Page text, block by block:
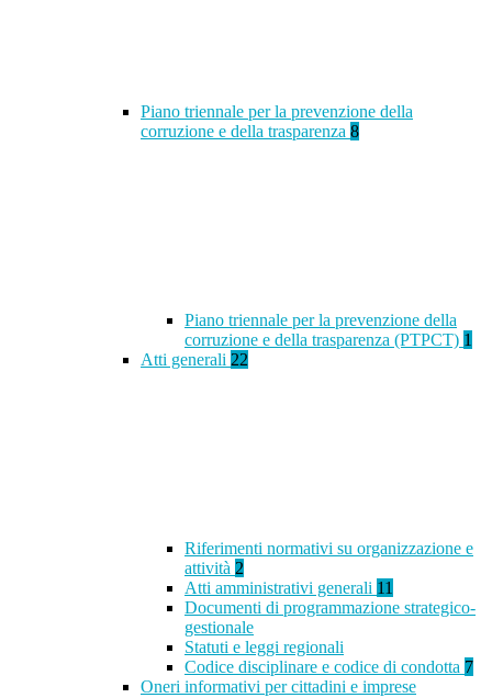
Piano triennale per la prevenzione della
corruzione e della trasparenza 8
Piano triennale per la prevenzione della
corruzione e della trasparenza (PTPCT) 1
Atti generali 22
Riferimenti normativi su organizzazione e
attività 2
Atti amministrativi generali 11
Documenti di programmazione strategico-
gestionale
Statuti e leggi regionali
Codice disciplinare e codice di condotta 7
Oneri informativi per cittadini e imprese